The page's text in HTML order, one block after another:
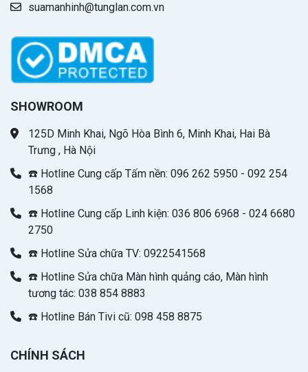
suamanhinh@tunglan.com.vn
SHOWROOM
125D Minh Khai, Ngõ Hòa Bình 6, Minh Khai, Hai Bà
Trưng , Hà Nội
☎️ Hotline Cung cấp Tấm nền: 096 262 5950 - 092 254
1568
☎️ Hotline Cung cấp Linh kiện: 036 806 6968 - 024 6680
2750
☎️ Hotline Sửa chữa TV: 0922541568
☎️ Hotline Sửa chữa Màn hình quảng cáo, Màn hình
tương tác: 038 854 8883
☎️ Hotline Bán Tivi cũ: 098 458 8875
CHÍNH SÁCH